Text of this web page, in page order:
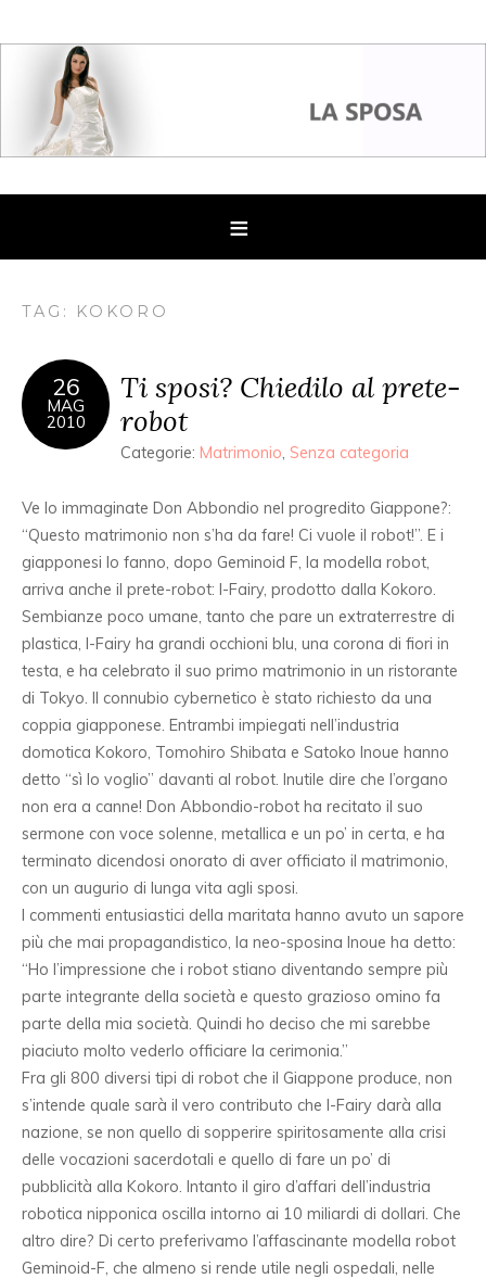
TAG: KOKORO
26
MAG
2010
Ti sposi? Chiedilo al prete-
robot
Categorie: Matrimonio Senza categoria
Ve lo immaginate Don Abbondio nel progredito Giappone?:
“Questo matrimonio non s’ha da fare! Ci vuole il robot!”. E i
giapponesi lo fanno, dopo Geminoid F, la modella robot,
arriva anche il prete-robot: I-Fairy, prodotto dalla Kokoro.
Sembianze poco umane, tanto che pare un extraterrestre di
plastica, I-Fairy ha grandi occhioni blu, una corona di fiori in
testa, e ha celebrato il suo primo matrimonio in un ristorante
di Tokyo. Il connubio cybernetico è stato richiesto da una
coppia giapponese. Entrambi impiegati nell’industria
domotica Kokoro, Tomohiro Shibata e Satoko Inoue hanno
detto “sì lo voglio” davanti al robot. Inutile dire che l’organo
non era a canne! Don Abbondio-robot ha recitato il suo
sermone con voce solenne, metallica e un po’ in certa, e ha
terminato dicendosi onorato di aver officiato il matrimonio,
con un augurio di lunga vita agli sposi.
I commenti entusiastici della maritata hanno avuto un sapore
più che mai propagandistico, la neo-sposina Inoue ha detto:
“Ho l’impressione che i robot stiano diventando sempre più
parte integrante della società e questo grazioso omino fa
parte della mia società. Quindi ho deciso che mi sarebbe
piaciuto molto vederlo officiare la cerimonia.”
Fra gli 800 diversi tipi di robot che il Giappone produce, non
s’intende quale sarà il vero contributo che I-Fairy darà alla
nazione, se non quello di sopperire spiritosamente alla crisi
delle vocazioni sacerdotali e quello di fare un po’ di
pubblicità alla Kokoro. Intanto il giro d’affari dell’industria
robotica nipponica oscilla intorno ai 10 miliardi di dollari. Che
altro dire? Di certo preferivamo l’affascinante modella robot
Geminoid-F, che almeno si rende utile negli ospedali, nelle